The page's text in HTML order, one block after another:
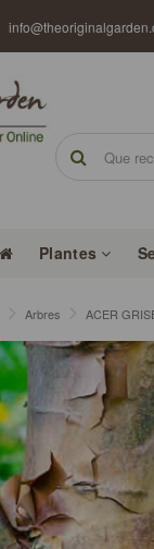
Plantes
Arbres ACER